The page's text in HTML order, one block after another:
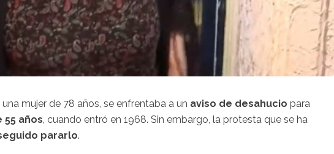
mujer de 78 años, se enfrentaba a un aviso de desahucio para
55 años , cuando entró en 1968. Sin embargo, la protesta que se ha
pararlo.